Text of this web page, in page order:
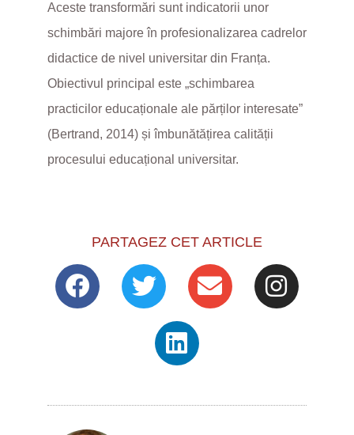
Aceste transformări sunt indicatorii unor
schimbări majore în profesionalizarea cadrelor
didactice de nivel universitar din Franța.
Obiectivul principal este „schimbarea
practicilor educaționale ale părților interesate”
(Bertrand, 2014) și îmbunătățirea calității
procesului educațional universitar.
PARTAGEZ CET ARTICLE